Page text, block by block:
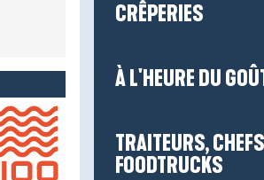
CRÊPERIES
À L'HEURE DU
TRAITEURS,
FOODTRUCKS